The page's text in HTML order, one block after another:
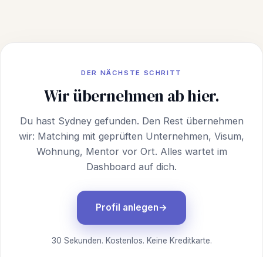
DER NÄCHSTE SCHRITT
Wir übernehmen ab hier.
Du hast Sydney gefunden. Den Rest übernehmen
wir: Matching mit geprüften Unternehmen, Visum,
Wohnung, Mentor vor Ort. Alles wartet im
Dashboard auf dich.
Profil anlegen
30 Sekunden. Kostenlos. Keine Kreditkarte.